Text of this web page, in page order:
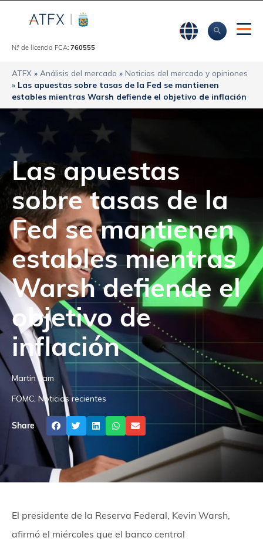
N.º de licencia FCA: 760555
ATFX » Análisis del mercado » Noticias del mercado y opiniones
» Las apuestas sobre tasas de la Fed se mantienen
estables mientras Warsh defiende el objetivo de inflación
Las apuestas
sobre tasas de la
Fed se mantienen
estables mientras
Warsh defiende el
objetivo de
inflación
Martin Lam
FOMC Noticias recientes
Share
El presidente de la Reserva Federal, Kevin Warsh,
afirmó el miércoles que el banco central